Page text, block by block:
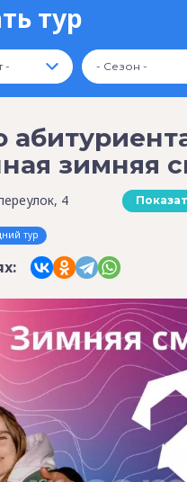
тур
- - Сезон -
зимняя
4
тур